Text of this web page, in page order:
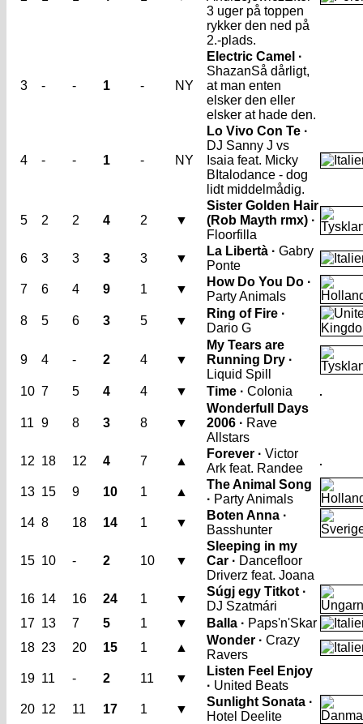
3 uger på toppen
rykker den ned på
2.-plads.
3 - - 1 - NY
Electric Camel ·
ShazanSå dårligt,
at man enten
elsker den eller
elsker at hade den.
4 - - 1 - NY
Lo Vivo Con Te ·
DJ Sanny J vs
Isaia feat. Micky
B Italodance - dog
lidt middelmådig.
5 2 2 4 2 ▼
Sister Golden Hair
(Rob Mayth rmx) ·
Floorfilla
6
3 3 3 3 ▼
La Libertà · Gabry
Ponte
7
6 4 9 1 ▼
How Do You Do ·
Party Animals
8
5 6 3 5 ▼
Ring of Fire ·
Dario G
9 4 - 2 4 ▼
My Tears are
Running Dry ·
Liquid Spill
10 7 5 4 4 ▼ Time · Colonia
11 9 8 3 8 ▼
Wonderfull Days
2006 · Rave
Allstars
12 18 12 4 7 ▲
Forever · Victor
Ark feat. Randee
13 15 9 10 1 ▲
The Animal Song
· Party Animals
14 8 18 14 1 ▼
Boten Anna ·
Basshunter
15 10 - 2 10 ▼
Sleeping in my
Car · Dancefloor
Driverz feat. Joana
16 14 16 24 1 ▼
Súgj egy Titkot ·
DJ Szatmári
17 13 7 5 1 ▼ Balla · Paps'n'Skar
18 23 20 15 1 ▲
Wonder · Crazy
Ravers
19 11 - 2 11 ▼
Listen Feel Enjoy
· United Beats
20 12 11 17 1 ▼
Sunlight Sonata ·
Hotel Deelite